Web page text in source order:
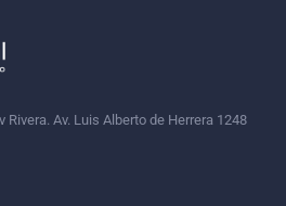
Rivera. Av. Luis Alberto de Herrera 1248